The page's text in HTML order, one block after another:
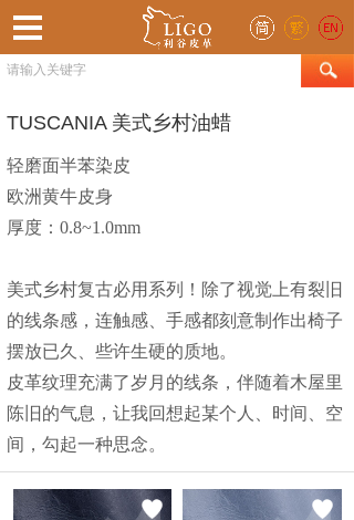
TUSCANIA 美式乡村油蜡
轻磨面半苯染皮
欧洲黄牛皮身
厚度：0.8~1.0mm
美式乡村复古必用系列！除了视觉上有裂旧
的线条感，连触感、手感都刻意制作出椅子
摆放已久、些许生硬的质地。
皮革纹理充满了岁月的线条，伴随着木屋里
陈旧的气息，让我回想起某个人、时间、空
间，勾起一种思念。